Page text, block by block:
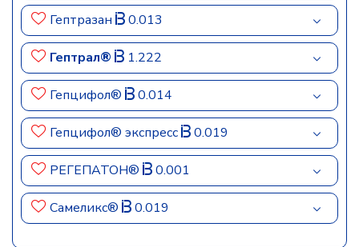
Гептразан 0.013
Гептрал® 1.222
Гепцифол® 0.014
Гепцифол® экспресс 0.019
РЕГЕПАТОН® 0.001
Самеликс® 0.019